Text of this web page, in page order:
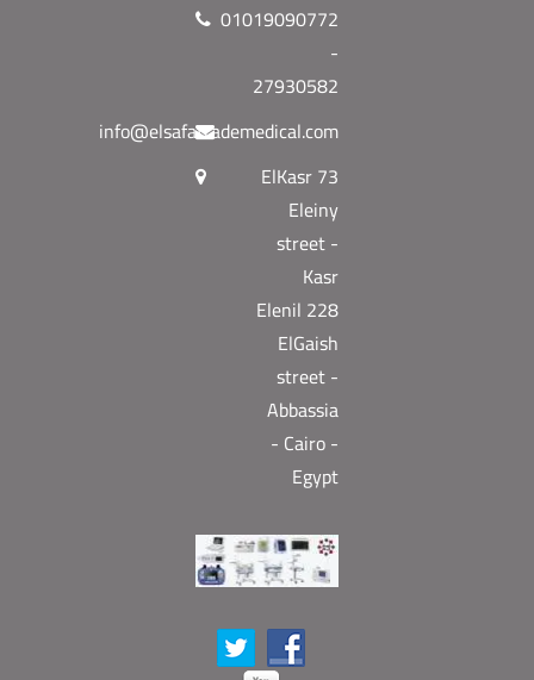
01019090772
-
27930582
info@elsafatrademedical.com
73 ElKasr
Eleiny
street -
Kasr
Elenil 228
ElGaish
street -
Abbassia
- Cairo -
Egypt